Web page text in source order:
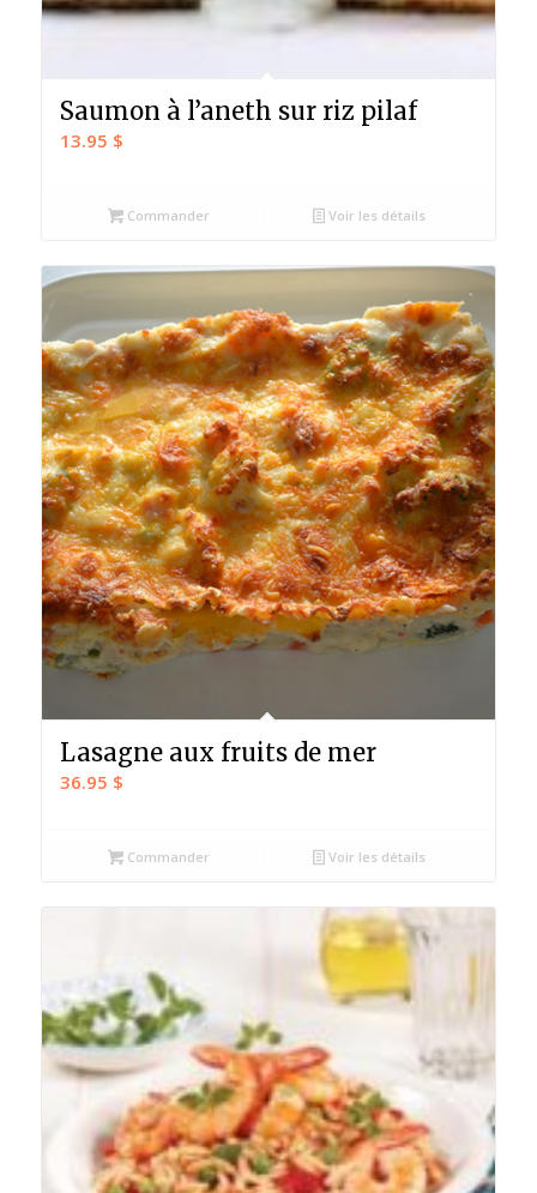
Saumon à l’aneth sur riz pilaf
13.95 $
Commander Voir les détails
Lasagne aux fruits de mer
36.95 $
Commander Voir les détails